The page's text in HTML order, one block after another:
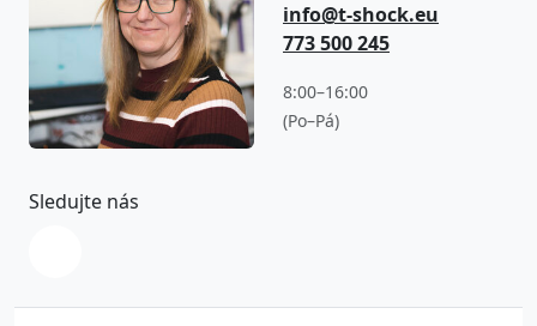
info@t-shock.eu
773 500 245
8:00–16:00
(Po–Pá)
Sledujte nás